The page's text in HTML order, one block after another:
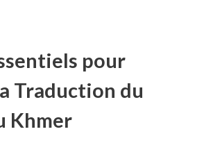
pour
Traduction du
Khmer